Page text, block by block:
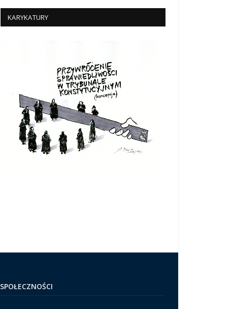
KARYKATURY
SPOŁECZNOŚCI